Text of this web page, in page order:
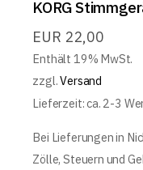
KORG
EUR 22,00
Enthält 19% MwSt.
zzgl.Versand
Lieferzeit: ca. 2-3
Bei Lieferungen in
Zölle, Steuern und